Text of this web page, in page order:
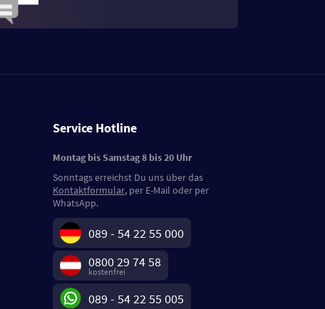
Service Hotline
Montag bis Samstag 8 bis 20 Uhr
Sonntags erreichst Du uns über das
Kontaktformular, per E-Mail oder per
WhatsApp.
089 - 54 22 55 000
0800 29 74 58
kostenfrei
089 - 54 22 55 005